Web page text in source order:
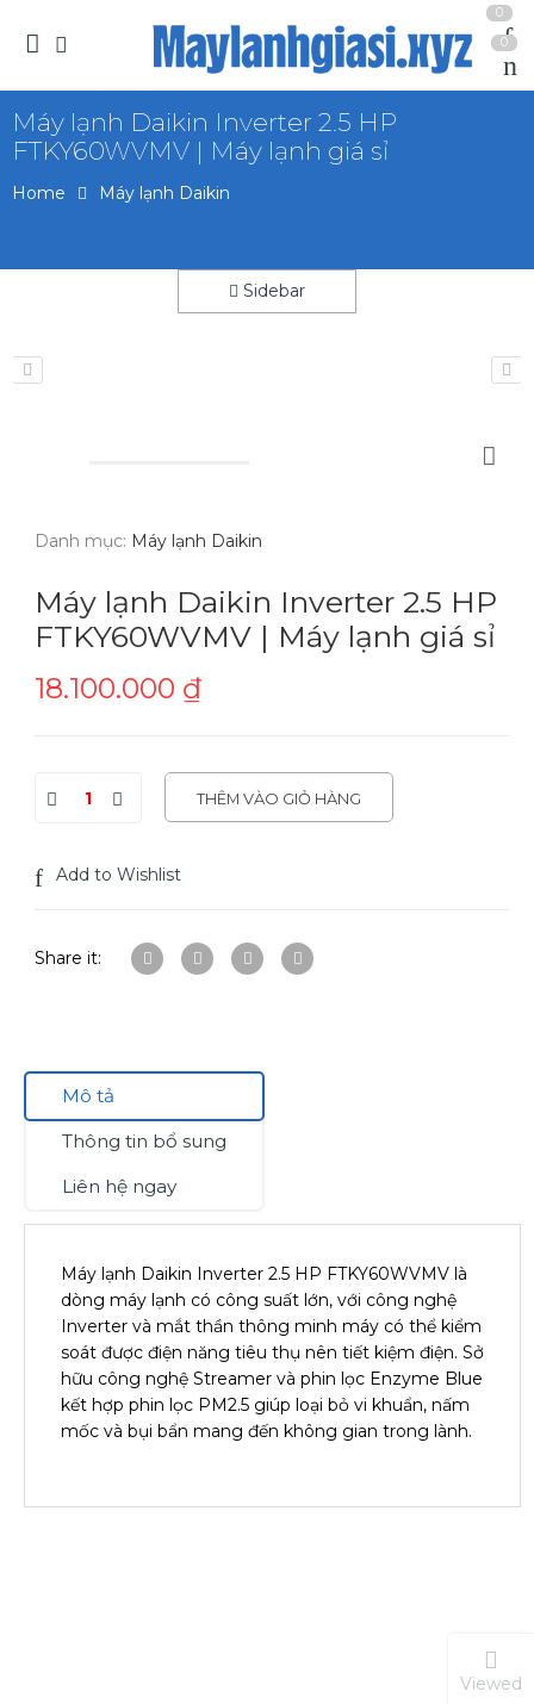
0
0
Máy lạnh Daikin Inverter 2.5 HP
FTKY60WVMV | Máy lạnh giá sỉ
Home Máy lạnh Daikin
Sidebar
Danh mục: Máy lạnh Daikin
Máy lạnh Daikin Inverter 2.5 HP
FTKY60WVMV | Máy lạnh giá sỉ
18.100.000 ₫
THÊM VÀO GIỎ HÀNG
Add to Wishlist
Share it:
Mô tả
Thông tin bổ sung
Liên hệ ngay
Máy lạnh Daikin Inverter 2.5 HP FTKY60WVMV là
dòng máy lạnh có công suất lớn, với công nghệ
Inverter và mắt thần thông minh máy có thể kiểm
soát được điện năng tiêu thụ nên tiết kiệm điện. Sở
hữu công nghệ Streamer và phin lọc Enzyme Blue
kết hợp phin lọc PM2.5 giúp loại bỏ vi khuẩn, nấm
mốc và bụi bẩn mang đến không gian trong lành.
Viewed